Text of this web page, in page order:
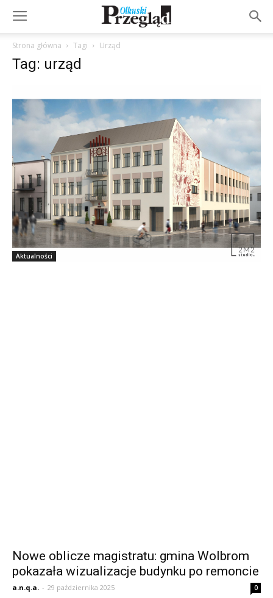
Strona główna Tagi Urząd
Tag: urząd
Aktualności
Nowe oblicze magistratu: gmina Wolbrom
pokazała wizualizacje budynku po remoncie
a.n.q.a. - 29 października 2025 0